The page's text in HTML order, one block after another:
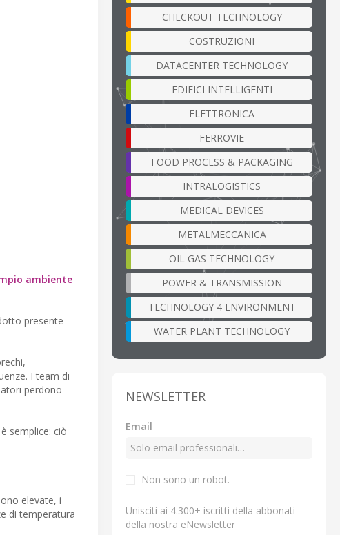
ambiente
presente
I team di
perdono
semplice: ciò
elevate, i
di temperatura
CHECKOUT TECHNOLOGY
COSTRUZIONI
DATACENTER TECHNOLOGY
EDIFICI INTELLIGENTI
ELETTRONICA
FERROVIE
FOOD PROCESS & PACKAGING
INTRALOGISTICS
MEDICAL DEVICES
METALMECCANICA
OIL GAS TECHNOLOGY
POWER & TRANSMISSION
TECHNOLOGY 4 ENVIRONMENT
WATER PLANT TECHNOLOGY
NEWSLETTER
Email
Non sono un robot.
Unisciti ai 4.300+ iscritti della abbonati
della nostra eNewsletter